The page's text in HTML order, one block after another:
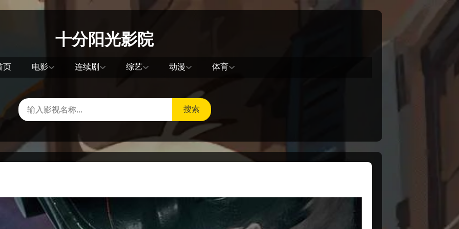
十分阳光影院
页 电影 连续剧 综艺 动漫 体育
搜索